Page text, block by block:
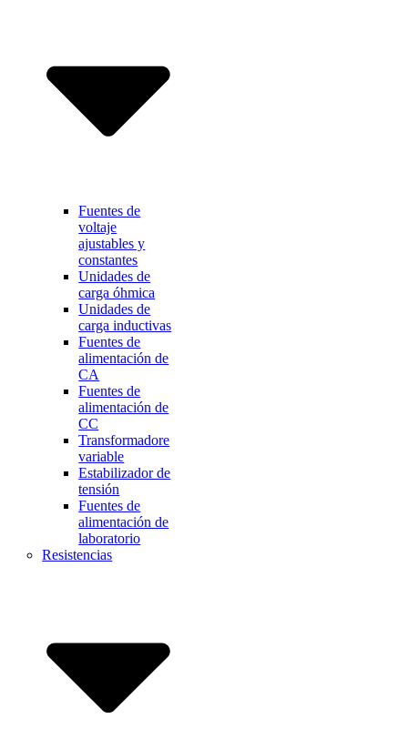
Fuentes de
voltaje
ajustables y
constantes
Unidades de
carga óhmica
Unidades de
carga inductivas
Fuentes de
alimentación de
CA
Fuentes de
alimentación de
CC
Transformadore
variable
Estabilizador de
tensión
Fuentes de
alimentación de
laboratorio
Resistencias